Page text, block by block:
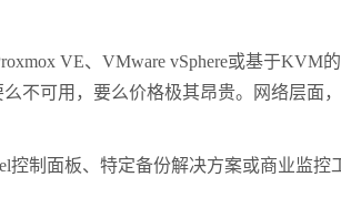
VE、 VMware vSphere或基于KVM
不可用，要么价格极其昂贵。网络层面
控制面板、特定备份解决方案或商业监控